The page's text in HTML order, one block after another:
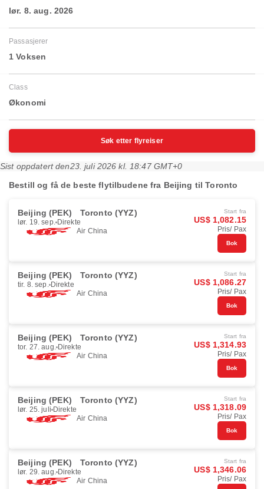
lør. 8. aug. 2026
Passasjerer
1 Voksen
Class
Økonomi
Søk etter flyreiser
Sist oppdatert den23. juli 2026 kl. 18:47 GMT+0
Bestill og få de beste flytilbudene fra Beijing til Toronto
Beijing (PEK) Toronto (YYZ)
lør. 19. sep. Direkte
Air China
Start fra
US$ 1,082.15
Pris/ Pax
Bok
Beijing (PEK) Toronto (YYZ)
tir. 8. sep. Direkte
Air China
Start fra
US$ 1,086.27
Pris/ Pax
Bok
Beijing (PEK) Toronto (YYZ)
tor. 27. aug. Direkte
Air China
Start fra
US$ 1,314.93
Pris/ Pax
Bok
Beijing (PEK) Toronto (YYZ)
lør. 25. juli Direkte
Air China
Start fra
US$ 1,318.09
Pris/ Pax
Bok
Beijing (PEK) Toronto (YYZ)
lør. 29. aug. Direkte
Air China
Start fra
US$ 1,346.06
Pris/ Pax